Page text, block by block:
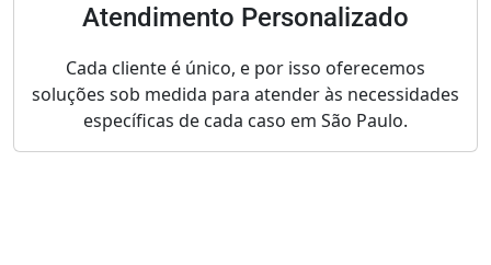
Atendimento Personalizado
Cada cliente é único, e por isso oferecemos
soluções sob medida para atender às necessidades
específicas de cada caso em São Paulo.